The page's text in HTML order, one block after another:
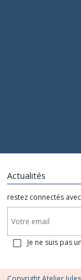
Actualités
restez connectés
Je ne suis pas